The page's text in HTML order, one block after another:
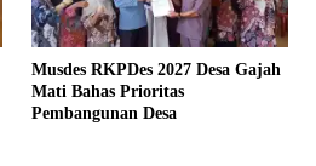
Musdes RKPDes 2027 Desa Gajah
Mati Bahas Prioritas
Pembangunan Desa